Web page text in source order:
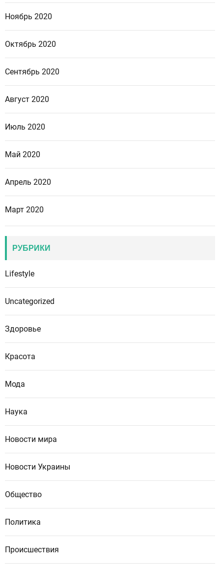
Ноябрь 2020
Октябрь 2020
Сентябрь 2020
Август 2020
Июль 2020
Май 2020
Апрель 2020
Март 2020
РУБРИКИ
Lifestyle
Uncategorized
Здоровье
Красота
Мода
Наука
Новости мира
Новости Украины
Общество
Политика
Происшествия